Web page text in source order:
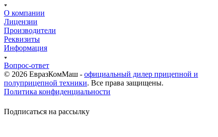
О компании
Лицензии
Производители
Реквизиты
Информация
Вопрос-ответ
© 2026 ЕвразКомМаш - официальный дилер прицепной и
полуприцепной техники. Все права защищены.
Политика конфиденциальности
Подписаться на рассылку